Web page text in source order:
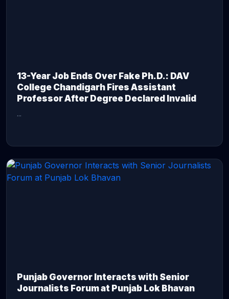
13-Year Job Ends Over Fake Ph.D.: DAV
College Chandigarh Fires Assistant
Professor After Degree Declared Invalid
...
Punjab Governor Interacts with Senior
Journalists Forum at Punjab Lok Bhavan